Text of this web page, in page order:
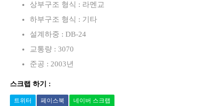
상부구조 형식 : 라멘교
하부구조 형식 : 기타
설계하중 : DB-24
교통량 : 3070
준공 : 2003년
스크랩 하기 :
트위터 페이스북 네이버 스크랩